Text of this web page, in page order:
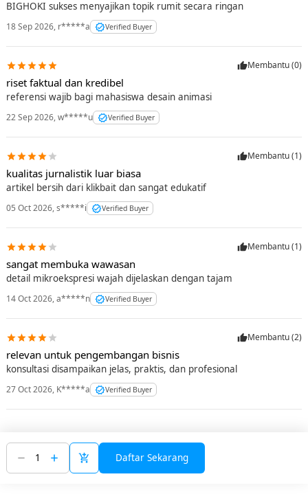
BIGHOKI sukses menyajikan topik rumit secara ringan
18 Sep 2026, r*****a Verified Buyer
Membantu (0)
riset faktual dan kredibel
referensi wajib bagi mahasiswa desain animasi
22 Sep 2026,w*****u Verified Buyer
Membantu (1)
kualitas jurnalistik luar biasa
artikel bersih dari klikbait dan sangat edukatif
05 Oct 2026,s*****i Verified Buyer
Membantu (1)
sangat membuka wawasan
detail mikroekspresi wajah dijelaskan dengan tajam
14 Oct 2026,a*****n Verified Buyer
Membantu (2)
relevan untuk pengembangan bisnis
konsultasi disampaikan jelas, praktis, dan profesional
27 Oct 2026, K*****a Verified Buyer
Daftar Sekarang